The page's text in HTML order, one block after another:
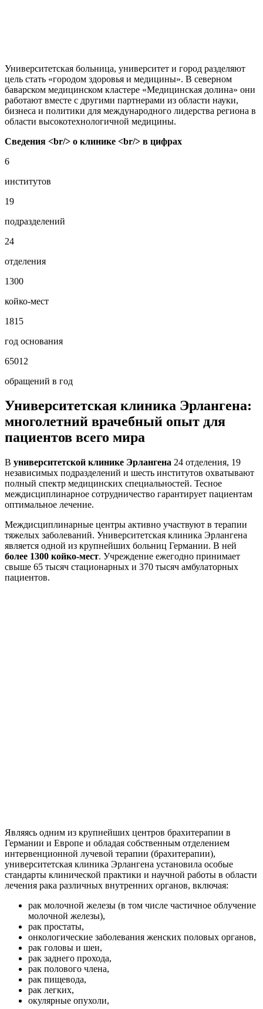
Университетская больница, университет и город разделяют
цель стать «городом здоровья и медицины». В северном
баварском медицинском кластере «Медицинская долина» они
работают вместе с другими партнерами из области науки,
бизнеса и политики для международного лидерства региона в
области высокотехнологичной медицины.
Сведения <br/> о клинике <br/> в цифрах
6
институтов
19
подразделений
24
отделения
1300
койко-мест
1815
год основания
65012
обращений в год
Университетская клиника Эрлангена:
многолетний врачебный опыт для
пациентов всего мира
В университетской клинике Эрлангена 24 отделения, 19
независимых подразделений и шесть институтов охватывают
полный спектр медицинских специальностей. Тесное
междисциплинарное сотрудничество гарантирует пациентам
оптимальное лечение.
Междисциплинарные центры активно участвуют в терапии
тяжелых заболеваний. Университетская клиника Эрлангена
является одной из крупнейших больниц Германии. В ней
более 1300 койко-мест. Учреждение ежегодно принимает
свыше 65 тысяч стационарных и 370 тысяч амбулаторных
пациентов.
Являясь одним из крупнейших центров брахитерапии в
Германии и Европе и обладая собственным отделением
интервенционной лучевой терапии (брахитерапии),
университетская клиника Эрлангена установила особые
стандарты клинической практики и научной работы в области
лечения рака различных внутренних органов, включая:
рак молочной железы (в том числе частичное облучение
молочной железы),
рак простаты,
онкологические заболевания женских половых органов,
рак головы и шеи,
рак заднего прохода,
рак полового члена,
рак пищевода,
рак легких,
окулярные опухоли,